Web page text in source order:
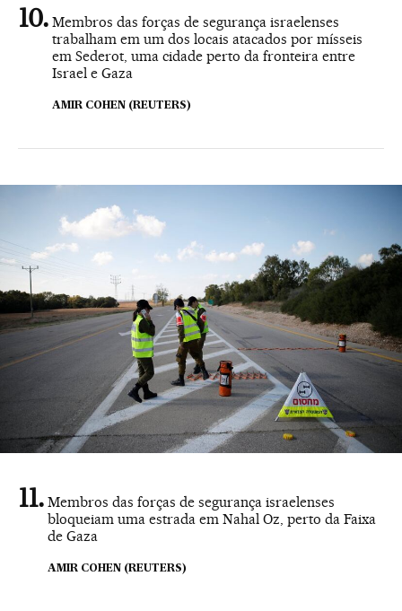
Membros das forças de segurança israelenses
trabalham em um dos locais atacados por mísseis
em Sederot, uma cidade perto da fronteira entre
Israel e Gaza
AMIR COHEN (REUTERS)
Membros das forças de segurança israelenses
bloqueiam uma estrada em Nahal Oz, perto da Faixa
de Gaza
AMIR COHEN (REUTERS)